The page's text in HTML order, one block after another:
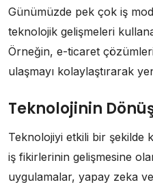
Günümüzde pek çok iş
teknolojik gelişmeleri
Örneğin, e-ticaret
ulaşmayı kolaylaştırarak
Teknolojinin
Teknolojiyi etkili bir şekilde
iş fikirlerinin gelişmesine
uygulamalar, yapay zeka